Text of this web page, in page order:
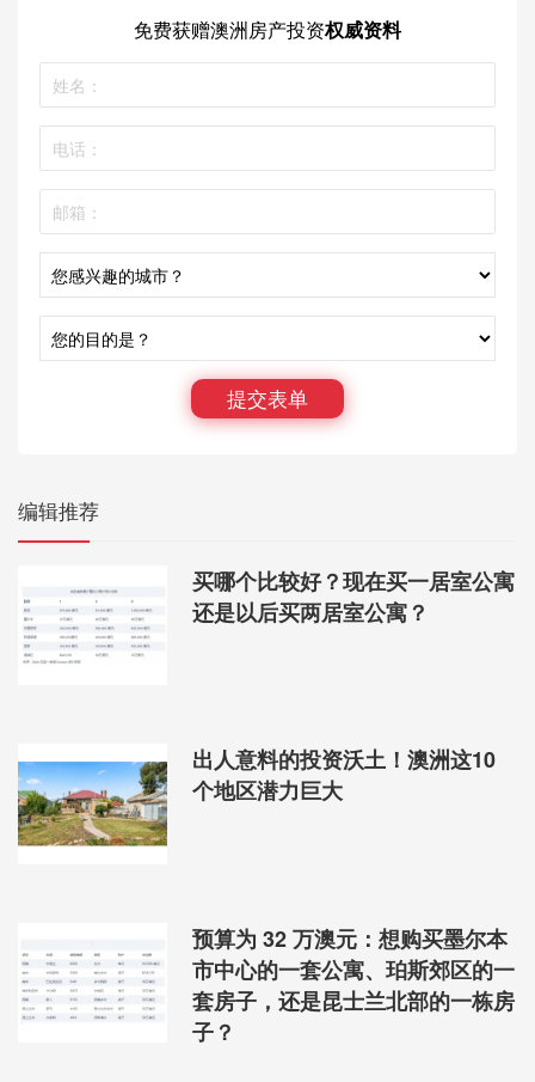
免费获赠澳洲房产投资权威资料
提交表单
编辑推荐
买哪个比较好？现在买一居室公寓
还是以后买两居室公寓？
出人意料的投资沃土！澳洲这10
个地区潜力巨大
预算为 32 万澳元：想购买墨尔本
市中心的一套公寓、珀斯郊区的一
套房子，还是昆士兰北部的一栋房
子？